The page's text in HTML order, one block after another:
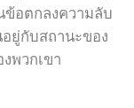
ข้อตกลงความลับ
ยู่กับสถานะของ
พวกเขา